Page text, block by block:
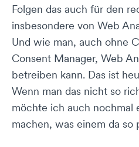
Folgen das auch für den
insbesondere von Web
Und wie man, auch ohne
Consent Manager, Web
betreiben kann. Das ist
Wenn man das nicht so
möchte ich auch nochmal
machen, was einem da so